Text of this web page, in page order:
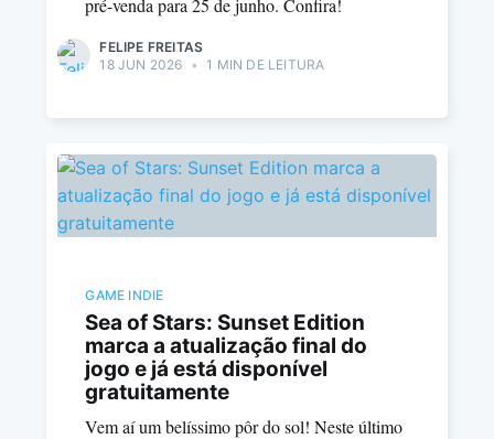
pré-venda para 25 de junho. Confira!
FELIPE FREITAS
18 JUN 2026 • 1 MIN DE LEITURA
GAME INDIE
Sea of Stars: Sunset Edition
marca a atualização final do
jogo e já está disponível
gratuitamente
Vem aí um belíssimo pôr do sol! Neste último